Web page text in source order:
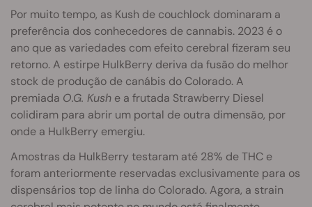
Por muito tempo, as Kush de couchlock dominaram a
preferência dos conhecedores de cannabis. 2023 é o
ano que as variedades com efeito cerebral fizeram seu
retorno. A estirpe HulkBerry deriva da fusão do melhor
stock de produção de canábis do Colorado. A
premiada O.G. Kush e a frutada Strawberry Diesel
colidiram para abrir um portal de outra dimensão, por
onde a HulkBerry emergiu.
Amostras da HulkBerry testaram até 28% de THC e
foram anteriormente reservadas exclusivamente para os
dispensários top de linha do Colorado. Agora, a strain